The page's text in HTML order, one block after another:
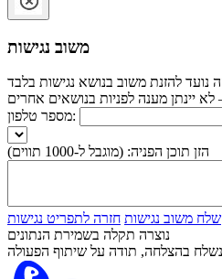
משוב נגישות
מספר טלפון:
הזן תוכן הפניה: (מוגבל ל-1000 תווים)
שלח משוב נגישות חזרה לתפריט נגישות
נוצרה תקלה בשמירת הנתונים